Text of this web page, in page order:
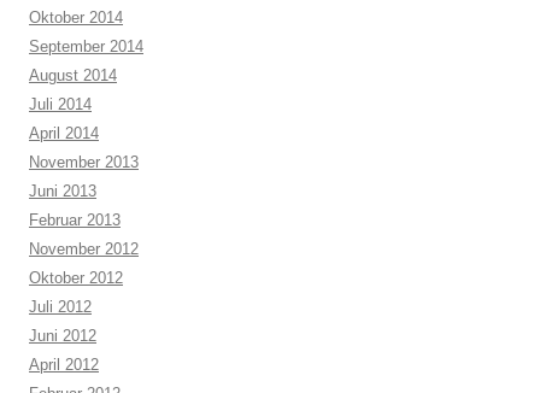
Oktober 2014
September 2014
August 2014
Juli 2014
April 2014
November 2013
Juni 2013
Februar 2013
November 2012
Oktober 2012
Juli 2012
Juni 2012
April 2012